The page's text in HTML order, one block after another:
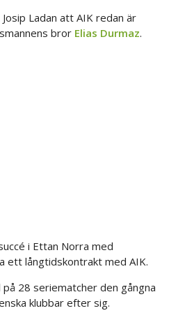
Ladan att AIK redan är
bror Elias Durmaz.
i Ettan Norra med
ett långtidskontrakt med AIK.
28 seriematcher den gångna
klubbar efter sig.